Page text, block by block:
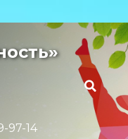
97-14